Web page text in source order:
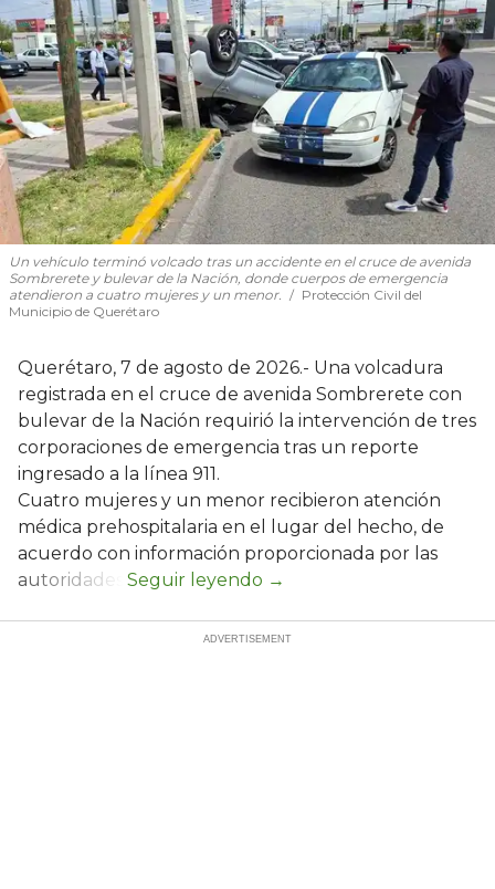
Un vehículo terminó volcado tras un accidente en el cruce de avenida
Sombrerete y bulevar de la Nación, donde cuerpos de emergencia
atendieron a cuatro mujeres y un menor.
Protección Civil del
Municipio de Querétaro
Querétaro, 7 de agosto de 2026.- Una volcadura
registrada en el cruce de avenida Sombrerete con
bulevar de la Nación requirió la intervención de tres
corporaciones de emergencia tras un reporte
ingresado a la línea 911.
Cuatro mujeres y un menor recibieron atención
médica prehospitalaria en el lugar del hecho, de
acuerdo con información proporcionada por las
autoridades.